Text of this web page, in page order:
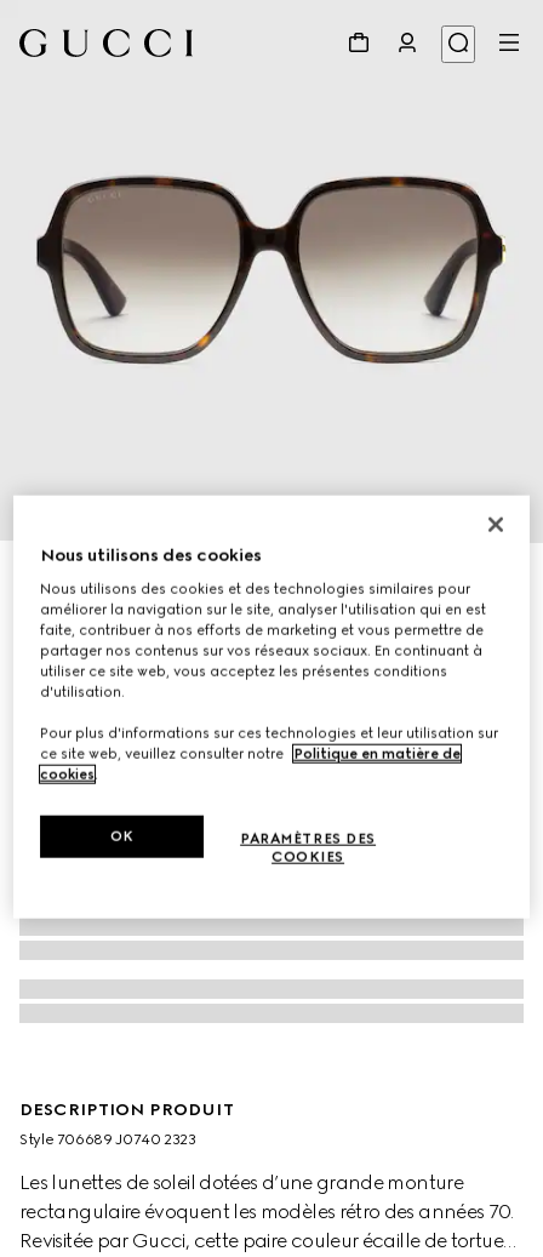
Lunettes de soleil rectangulaires
CHF 450
DESCRIPTION PRODUIT
Style ‎706689 J0740 2323
Les lunettes de soleil dotées d’une grande monture
rectangulaire évoquent les modèles rétro des années 70.
Revisitée par Gucci, cette paire couleur écaille de tortue
Nous utilisons des cookies
Nous utilisons des cookies et des technologies similaires pour
améliorer la navigation sur le site, analyser l'utilisation qui en est
faite, contribuer à nos efforts de marketing et vous permettre de
partager nos contenus sur vos réseaux sociaux. En continuant à
utiliser ce site web, vous acceptez les présentes conditions
d'utilisation.
Pour plus d'informations sur ces technologies et leur utilisation sur
ce site web, veuillez consulter notre
Politique en matière de
cookies.
PARAMÈTRES DES
COOKIES
OK